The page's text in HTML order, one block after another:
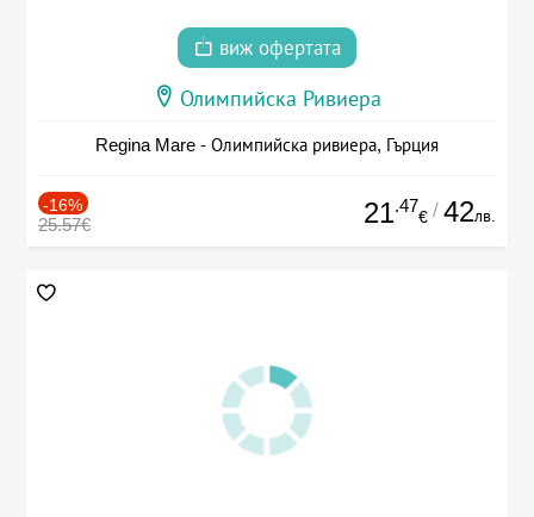
виж офертата
Олимпийска Ривиера
Regina Mare - Олимпийска ривиера, Гърция
-16%
25.57€ 21.47
€ / 42лв.